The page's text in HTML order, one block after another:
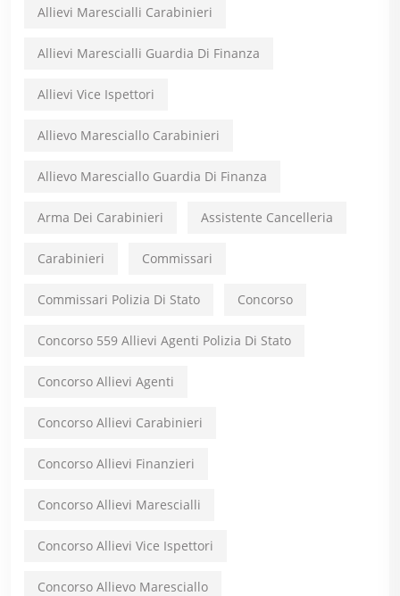
Allievi Marescialli Carabinieri
Allievi Marescialli Guardia Di Finanza
Allievi Vice Ispettori
Allievo Maresciallo Carabinieri
Allievo Maresciallo Guardia Di Finanza
Arma Dei Carabinieri Assistente Cancelleria
Carabinieri Commissari
Commissari Polizia Di Stato Concorso
Concorso 559 Allievi Agenti Polizia Di Stato
Concorso Allievi Agenti
Concorso Allievi Carabinieri
Concorso Allievi Finanzieri
Concorso Allievi Marescialli
Concorso Allievi Vice Ispettori
Concorso Allievo Maresciallo